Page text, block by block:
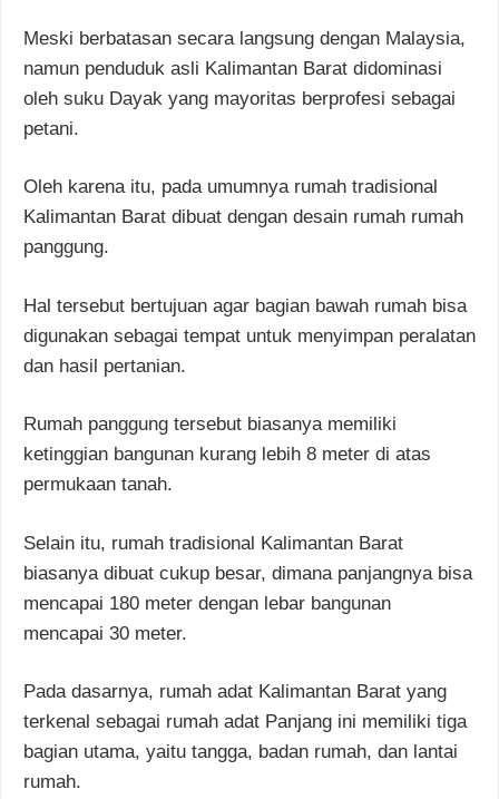
Meski berbatasan secara langsung dengan Malaysia,
namun penduduk asli Kalimantan Barat didominasi
oleh suku Dayak yang mayoritas berprofesi sebagai
petani.
Oleh karena itu, pada umumnya rumah tradisional
Kalimantan Barat dibuat dengan desain rumah rumah
panggung.
Hal tersebut bertujuan agar bagian bawah rumah bisa
digunakan sebagai tempat untuk menyimpan peralatan
dan hasil pertanian.
Rumah panggung tersebut biasanya memiliki
ketinggian bangunan kurang lebih 8 meter di atas
permukaan tanah.
Selain itu, rumah tradisional Kalimantan Barat
biasanya dibuat cukup besar, dimana panjangnya bisa
mencapai 180 meter dengan lebar bangunan
mencapai 30 meter.
Pada dasarnya, rumah adat Kalimantan Barat yang
terkenal sebagai rumah adat Panjang ini memiliki tiga
bagian utama, yaitu tangga, badan rumah, dan lantai
rumah.